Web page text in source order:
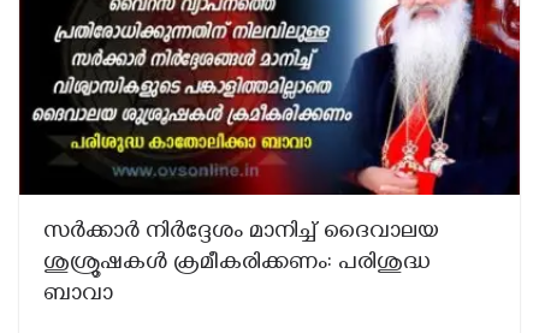
സര്‍ക്കാര്‍ നിര്‍ദ്ദേശം മാനിച്ച് ദൈവാലയ
ശുശ്രൂഷകള്‍ ക്രമീകരിക്കണം: പരിശുദ്ധ
ബാവാ